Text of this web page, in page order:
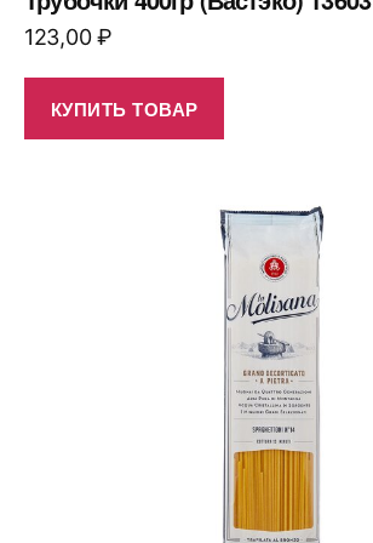
123,00₽
КУПИТЬ ТОВАР